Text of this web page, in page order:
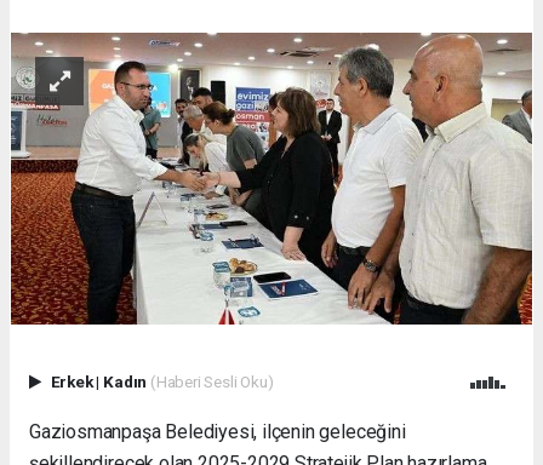
Erkek| Kadın (Haberi Sesli Oku)
Gaziosmanpaşa Belediyesi, ilçenin geleceğini